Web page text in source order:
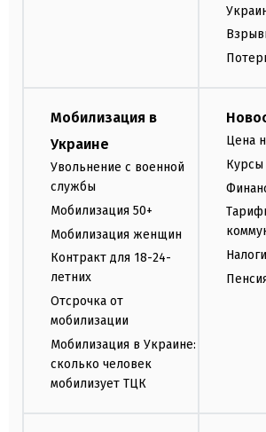
Мобилизация в
Украине
Увольнение с военной
службы
Мобилизация 50+
Мобилизация женщин
Контракт для 18-24-
летних
Отсрочка от
мобилизации
Мобилизация в Украине:
сколько человек
мобилизует ТЦК
Цена
Налоги